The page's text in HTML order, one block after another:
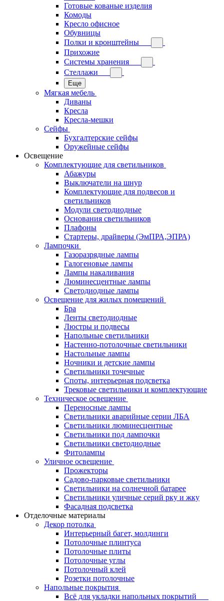
Готовые кованые изделия
Комоды
Кресло офисное
Обувницы
Полки и кронштейны
Прихожие
Системы хранения
Стеллажи
Еще
Мягкая мебель
Диваны
Кресла
Кресла-мешки
Сейфы
Бухгалтерские сейфы
Оружейные сейфы
Освещение
Комплектующие для светильников
Абажуры
Выключатели на шнур
Комплектующие для подвесов и
светильников
Модули светодиодные
Основания светильников
Плафоны
Стартеры, драйверы (ЭмПРА,ЭПРА)
Лампочки
Газоразрядные лампы
Галогеновые лампы
Лампы накаливания
Люминесцентные лампы
Светодиодные лампы
Освещение для жилых помещений
Бра
Ленты светодиодные
Люстры и подвесы
Напольные светильники
Настенно-потолочные светильники
Настольные лампы
Ночники и детские лампы
Светильники точечные
Споты, интерьерная подсветка
Трековые светильники и комплектующие
Техническое освещение
Переносные лампы
Светильники аварийные серии ЛБА
Светильники люминесцентные
Светильники под лампочки
Светильники светодиодные
Фитолампы
Уличное освещение
Прожекторы
Садово-парковые светильники
Светильники на солнечной батарее
Светильники уличные серий рку и жку
Фасадная подсветка
Отделочные материалы
Декор потолка
Интерьерный багет, молдинги
Потолочные плинтуса
Потолочные плиты
Потолочные углы
Потолочный клей
Розетки потолочные
Напольные покрытия
Всё для укладки напольных покрытий